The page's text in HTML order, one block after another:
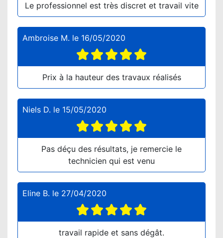
Le professionnel est très discret et travail vite
Ambroise M. le 16/05/2020
Prix à la hauteur des travaux réalisés
Niels D. le 15/05/2020
Pas déçu des résultats, je remercie le
technicien qui est venu
Eline B. le 27/04/2020
travail rapide et sans dégât.